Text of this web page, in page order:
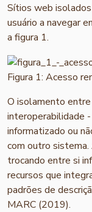
Sítios web isolados
usuário a navegar
a figura 1.
Figura 1: Acesso
O isolamento
interoperabilidade
informatizado ou
com outro
trocando entre si
recursos que
padrões de
MARC (2019).